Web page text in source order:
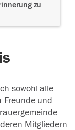
zu
sowohl alle
Freunde und
Mitgliedern